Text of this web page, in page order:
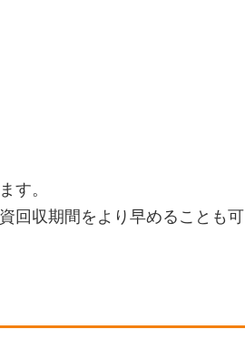
す。
回収期間をより早めることも可